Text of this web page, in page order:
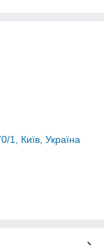
Київ, Україна